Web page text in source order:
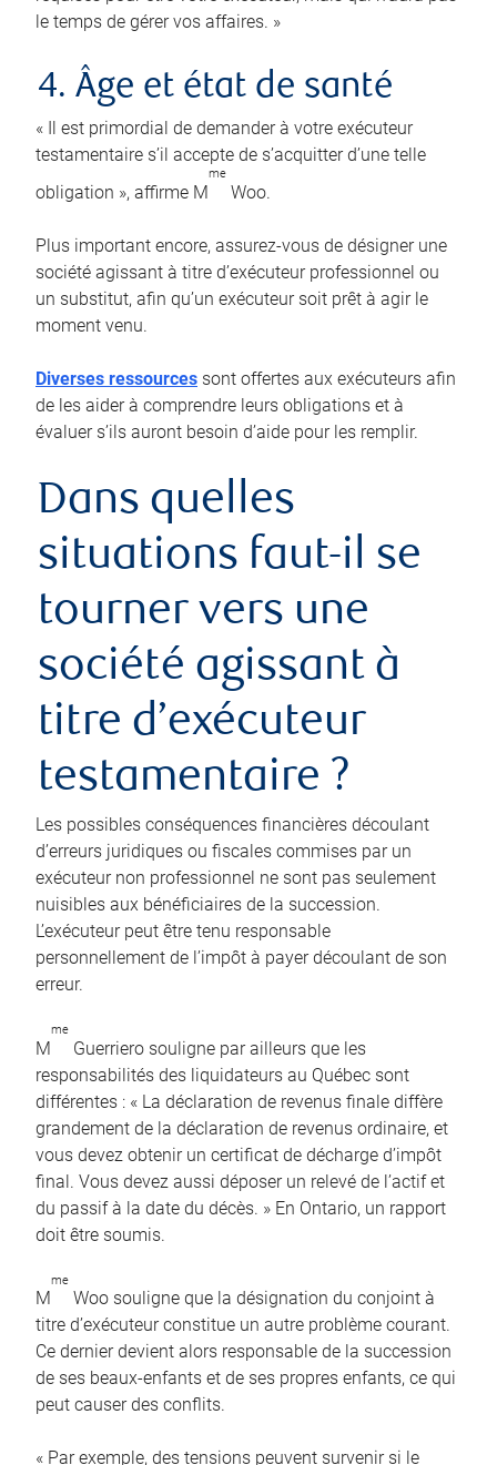
le temps de gérer vos affaires. »
4. Âge et état de santé
« Il est primordial de demander à votre exécuteur
testamentaire s’il accepte de s’acquitter d’une telle
obligation », affirme M
me
Woo.
Plus important encore, assurez-vous de désigner une
société agissant à titre d’exécuteur professionnel ou
un substitut, afin qu’un exécuteur soit prêt à agir le
moment venu.
Diverses ressources sont offertes aux exécuteurs afin
de les aider à comprendre leurs obligations et à
évaluer s’ils auront besoin d’aide pour les remplir.
Dans quelles
situations faut-il se
tourner vers une
société agissant à
titre d’exécuteur
testamentaire ?
Les possibles conséquences financières découlant
d’erreurs juridiques ou fiscales commises par un
exécuteur non professionnel ne sont pas seulement
nuisibles aux bénéficiaires de la succession.
L’exécuteur peut être tenu responsable
personnellement de l’impôt à payer découlant de son
erreur.
M
me
Guerriero souligne par ailleurs que les
responsabilités des liquidateurs au Québec sont
différentes : « La déclaration de revenus finale diffère
grandement de la déclaration de revenus ordinaire, et
vous devez obtenir un certificat de décharge d’impôt
final. Vous devez aussi déposer un relevé de l’actif et
du passif à la date du décès. » En Ontario, un rapport
doit être soumis.
M
me
Woo souligne que la désignation du conjoint à
titre d’exécuteur constitue un autre problème courant.
Ce dernier devient alors responsable de la succession
de ses beaux-enfants et de ses propres enfants, ce qui
peut causer des conflits.
« Par exemple, des tensions peuvent survenir si le